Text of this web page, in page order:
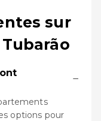
sur
−
options pour